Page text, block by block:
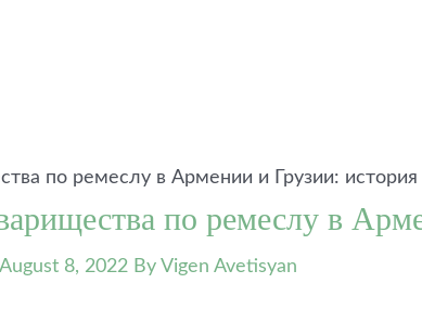
по ремеслу в
August 8, 2022 By Vigen Avetisyan